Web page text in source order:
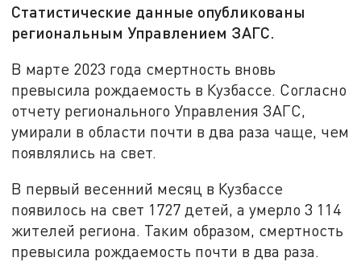
Статистические данные опубликованы
региональным Управлением ЗАГС.
В марте 2023 года смертность вновь
превысила рождаемость в Кузбассе. Согласно
отчету регионального Управления ЗАГС,
умирали в области почти в два раза чаще, чем
появлялись на свет.
В первый весенний месяц в Кузбассе
появилось на свет 1727 детей, а умерло 3 114
жителей региона. Таким образом, смертность
превысила рождаемость почти в два раза.